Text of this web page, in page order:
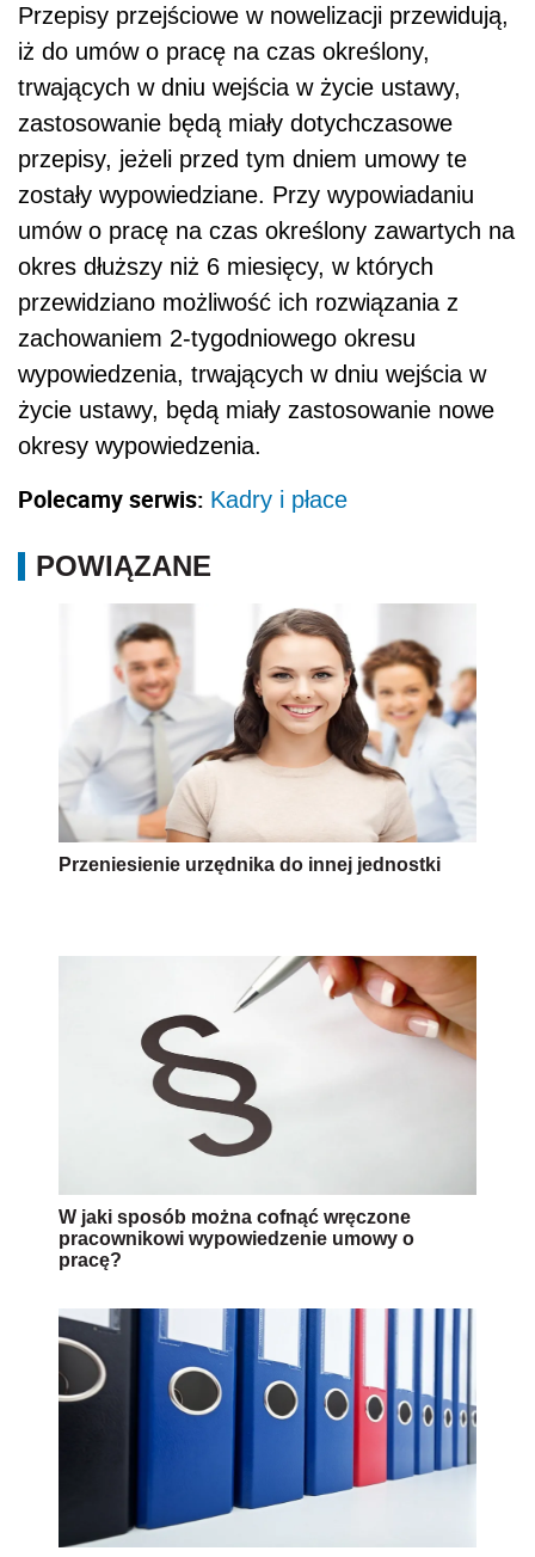
Przepisy przejściowe w nowelizacji przewidują,
iż do umów o pracę na czas określony,
trwających w dniu wejścia w życie ustawy,
zastosowanie będą miały dotychczasowe
przepisy, jeżeli przed tym dniem umowy te
zostały wypowiedziane. Przy wypowiadaniu
umów o pracę na czas określony zawartych na
okres dłuższy niż 6 miesięcy, w których
przewidziano możliwość ich rozwiązania z
zachowaniem 2-tygodniowego okresu
wypowiedzenia, trwających w dniu wejścia w
życie ustawy, będą miały zastosowanie nowe
okresy wypowiedzenia.
Polecamy serwis: Kadry i płace
POWIĄZANE
Przeniesienie urzędnika do innej jednostki
W jaki sposób można cofnąć wręczone
pracownikowi wypowiedzenie umowy o
pracę?